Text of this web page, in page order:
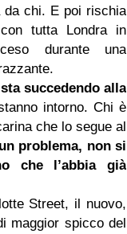
da chi. E poi rischia
tutta Londra in
durante una
succedendo alla
intorno. Chi è
che lo segue al
problema, non si
che l’abbia già
Street, il nuovo,
maggior spicco del